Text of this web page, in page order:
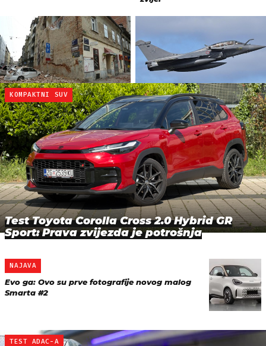
KOMPAKTNI SUV
Test Toyota Corolla Cross 2.0 Hybrid GR
Sport: Prava zvijezda je potrošnja
NAJAVA
Evo ga: Ovo su prve fotografije novog malog
Smarta #2
TEST ADAC-A